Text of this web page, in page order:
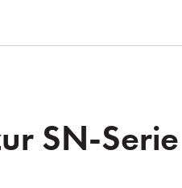
SN-Serie